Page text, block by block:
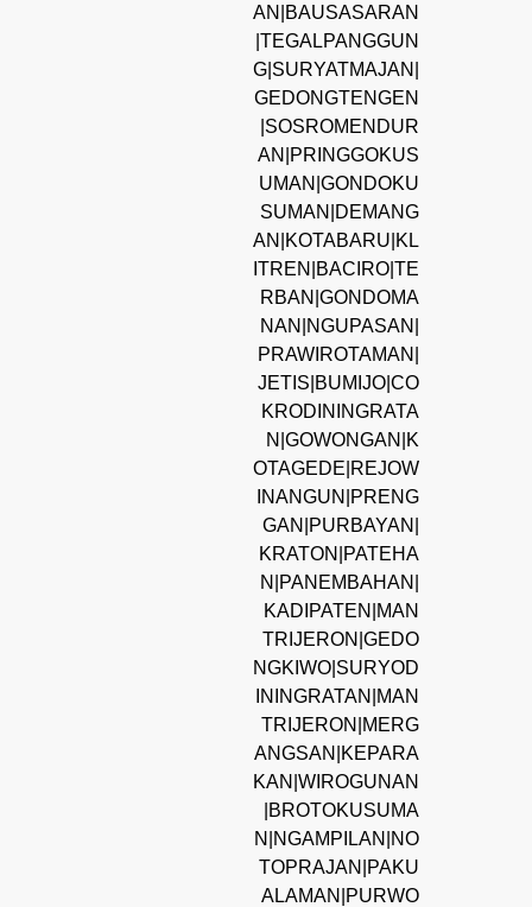
AN|BAUSASARAN
|TEGALPANGGUN
G|SURYATMAJAN|
GEDONGTENGEN
|SOSROMENDUR
AN|PRINGGOKUS
UMAN|GONDOKU
SUMAN|DEMANG
AN|KOTABARU|KL
ITREN|BACIRO|TE
RBAN|GONDOMA
NAN|NGUPASAN|
PRAWIROTAMAN|
JETIS|BUMIJO|CO
KRODININGRATA
N|GOWONGAN|K
OTAGEDE|REJOW
INANGUN|PRENG
GAN|PURBAYAN|
KRATON|PATEHA
N|PANEMBAHAN|
KADIPATEN|MAN
TRIJERON|GEDO
NGKIWO|SURYOD
ININGRATAN|MAN
TRIJERON|MERG
ANGSAN|KEPARA
KAN|WIROGUNAN
|BROTOKUSUMA
N|NGAMPILAN|NO
TOPRAJAN|PAKU
ALAMAN|PURWO